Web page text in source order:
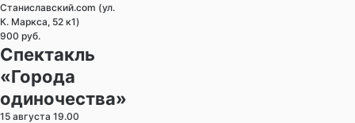
Станиславский.com (ул.
К. Маркса, 52 к1)
900 руб.
Спектакль
«Города
одиночества»
15 августа 19.00